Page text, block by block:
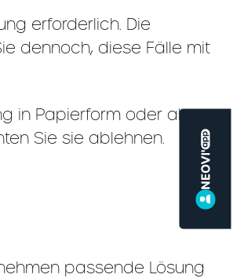
erforderlich. Die
dennoch, diese Fälle mit
in Papierform oder als
Sie sie ablehnen.
passende Lösung